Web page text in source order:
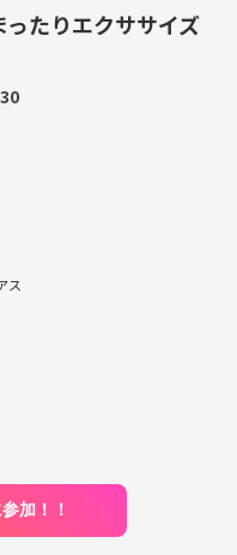
たりエクササイズ
ス
加！！